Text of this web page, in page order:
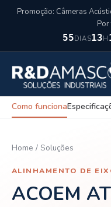
Pular para o conteúdo
Promoção: Câmeras
55DIAS13H
Como funciona
Home / Soluções
ALINHAMENTO DE
ACOEM